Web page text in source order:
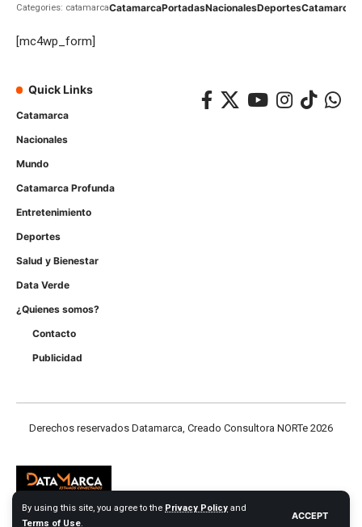
By using this site, you agree to the Privacy Policy and
Terms of Use.
ACCEPT
Categories: catamarcaCatamarcaPortadasNacionalesDeportesCatamarca
[mc4wp_form]
Quick Links
Catamarca
Nacionales
Mundo
Catamarca Profunda
Entretenimiento
Deportes
Salud y Bienestar
Data Verde
¿Quienes somos?
Contacto
Publicidad
Derechos reservados Datamarca, Creado Consultora NORTe 2026